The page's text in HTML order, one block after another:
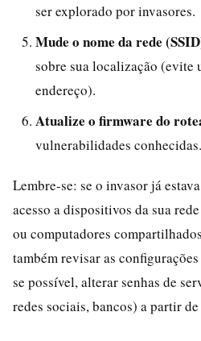
ser explorado por invasores.
Mude o nome da rede
sobre sua localização (evite
endereço).
Atualize o firmware do
vulnerabilidades conhecidas.
Lembre-se: se o invasor já
acesso a dispositivos da sua
ou computadores
também revisar as
se possível, alterar senhas de
redes sociais, bancos) a partir